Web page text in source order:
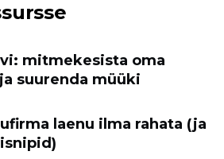
mitmekesista oma
suurenda müüki
laenu ilma rahata (ja